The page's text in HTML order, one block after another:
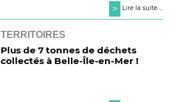
> Lire la suite ...
TERRITOIRES
Plus de 7 tonnes de déchets
collectés à Belle-Île-en-Mer !